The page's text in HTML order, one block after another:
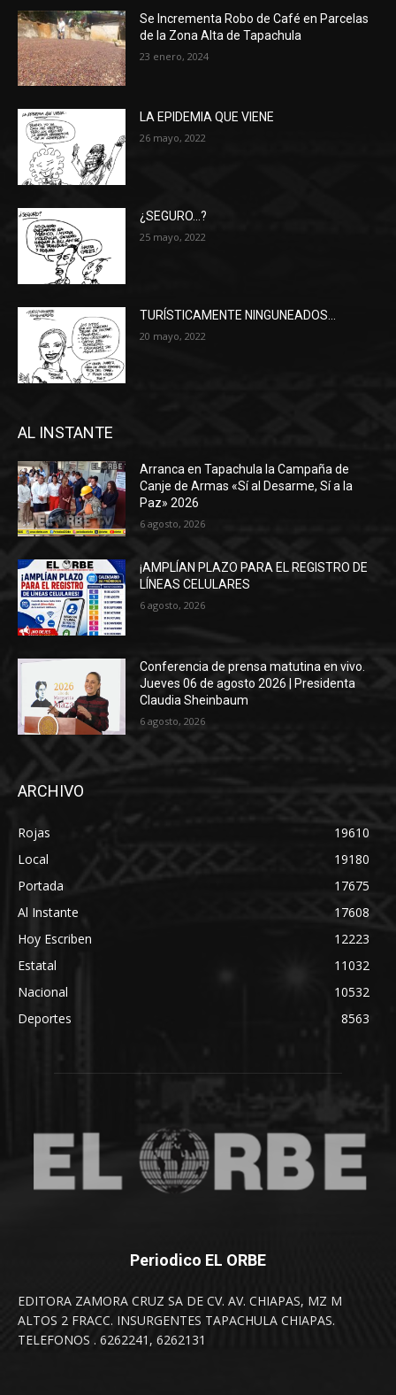
Se Incrementa Robo de Café en Parcelas
de la Zona Alta de Tapachula
23 enero, 2024
LA EPIDEMIA QUE VIENE
26 mayo, 2022
¿SEGURO…?
25 mayo, 2022
TURÍSTICAMENTE NINGUNEADOS…
20 mayo, 2022
AL INSTANTE
Arranca en Tapachula la Campaña de
Canje de Armas «Sí al Desarme, Sí a la
Paz» 2026
6 agosto, 2026
¡AMPLÍAN PLAZO PARA EL REGISTRO DE
LÍNEAS CELULARES
6 agosto, 2026
Conferencia de prensa matutina en vivo.
Jueves 06 de agosto 2026 | Presidenta
Claudia Sheinbaum
6 agosto, 2026
ARCHIVO
Rojas
19610
Local
19180
Portada
17675
Al Instante
17608
Hoy Escriben
12223
Estatal
11032
Nacional
10532
Deportes
8563
Periodico EL ORBE
EDITORA ZAMORA CRUZ SA DE CV. AV. CHIAPAS, MZ M
ALTOS 2 FRACC. INSURGENTES TAPACHULA CHIAPAS.
TELEFONOS . 6262241, 6262131